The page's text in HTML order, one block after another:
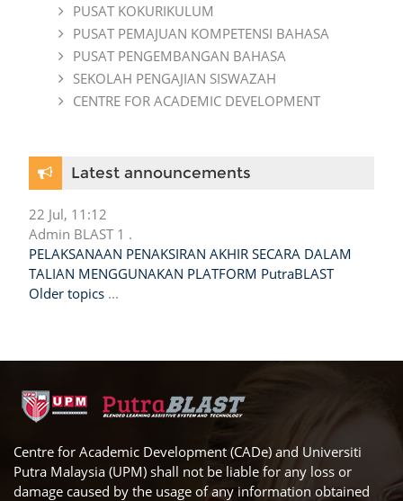
PUSAT KOKURIKULUM
PUSAT PEMAJUAN KOMPETENSI BAHASA
PUSAT PENGEMBANGAN BAHASA
SEKOLAH PENGAJIAN SISWAZAH
CENTRE FOR ACADEMIC DEVELOPMENT
Latest announcements
22 Jul, 11:12
Admin BLAST 1 .
PELAKSANAAN PENAKSIRAN AKHIR SECARA DALAM
TALIAN MENGGUNAKAN PLATFORM PutraBLAST
Older topics ...
Centre for Academic Development (CADe) and Universiti
Putra Malaysia (UPM) shall not be liable for any loss or
damage caused by the usage of any information obtained